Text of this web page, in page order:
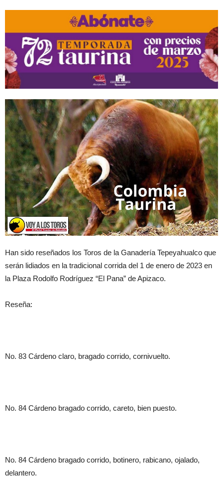
Han sido reseñados los Toros de la Ganadería Tepeyahualco que
serán lidiados en la tradicional corrida del 1 de enero de 2023 en
la Plaza Rodolfo Rodríguez “El Pana” de Apizaco.
Reseña:
No. 83 Cárdeno claro, bragado corrido, cornivuelto.
No. 84 Cárdeno bragado corrido, careto, bien puesto.
No. 84 Cárdeno bragado corrido, botinero, rabicano, ojalado,
delantero.